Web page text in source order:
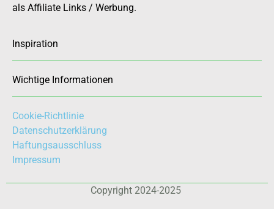
als Affiliate Links / Werbung.
Inspiration
Wichtige Informationen
Cookie-Richtlinie
Datenschutzerklärung
Haftungsausschluss
Impressum
Copyright 2024-2025